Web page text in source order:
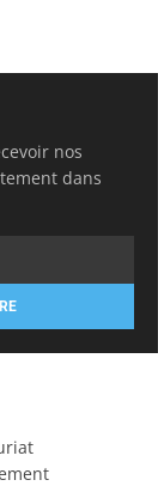
nos
dans